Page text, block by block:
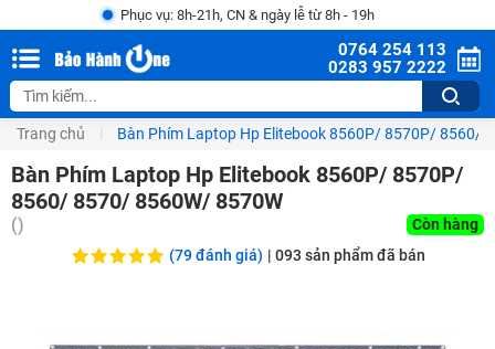
Phục vụ: 8h-21h, CN & ngày lễ từ 8h - 19h
0764 254 113
0283 957 2222
Trang chủ Bàn Phím Laptop Hp Elitebook 8560P/ 8570P/ 8560/
Bàn Phím Laptop Hp Elitebook 8560P/ 8570P/
8560/ 8570/ 8560W/ 8570W
()
Còn hàng
(79 đánh giá) | 093 sản phẩm đã bán